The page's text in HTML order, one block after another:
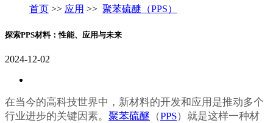
首页 >> 应用 >> 聚苯硫醚（PPS）
探索PPS材料：性能、应用与未来
2024-12-02
在当今的高科技世界中，新材料的开发和应用是推动多个
行业进步的关键因素。 聚苯硫醚 （PPS）就是这样一种材